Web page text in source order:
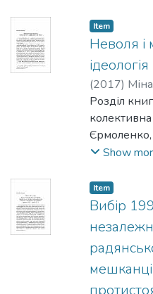
[НаУКМА],
Моренець
Ісіченко І.,
Пронкевич
Item
Неволя і
(2017)
Володимир
Розділ
Єрмоленко,
упоряд.
[НаУКМА],
Моренець
Ісіченко І.,
Пронкевич
Show
Item
Вибір